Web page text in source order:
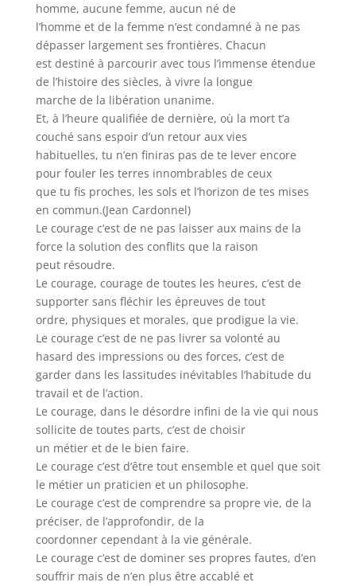
homme, aucune femme, aucun né de
l’homme et de la femme n’est condamné à ne pas
dépasser largement ses frontières. Chacun
est destiné à parcourir avec tous l’immense étendue
de l’histoire des siècles, à vivre la longue
marche de la libération unanime.
Et, à l’heure qualifiée de dernière, où la mort t’a
couché sans espoir d’un retour aux vies
habituelles, tu n’en finiras pas de te lever encore
pour fouler les terres innombrables de ceux
que tu fis proches, les sols et l’horizon de tes mises
en commun.(Jean Cardonnel)
Le courage c’est de ne pas laisser aux mains de la
force la solution des conflits que la raison
peut résoudre.
Le courage, courage de toutes les heures, c’est de
supporter sans fléchir les épreuves de tout
ordre, physiques et morales, que prodigue la vie.
Le courage c’est de ne pas livrer sa volonté au
hasard des impressions ou des forces, c’est de
garder dans les lassitudes inévitables l’habitude du
travail et de l’action.
Le courage, dans le désordre infini de la vie qui nous
sollicite de toutes parts, c’est de choisir
un métier et de le bien faire.
Le courage c’est d’être tout ensemble et quel que soit
le métier un praticien et un philosophe.
Le courage c’est de comprendre sa propre vie, de la
préciser, de l’approfondir, de la
coordonner cependant à la vie générale.
Le courage c’est de dominer ses propres fautes, d’en
souffrir mais de n’en plus être accablé et